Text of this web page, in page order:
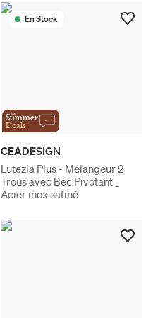
En Stock
the
Summer
Deals
CEADESIGN
Lutezia Plus - Mélangeur 2
Trous avec Bec Pivotant _
Acier inox satiné